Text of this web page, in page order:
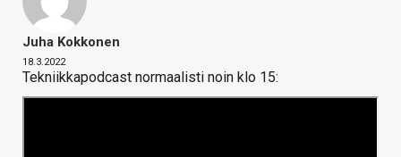
Juha Kokkonen
18.3.2022
Tekniikkapodcast normaalisti noin klo 15: